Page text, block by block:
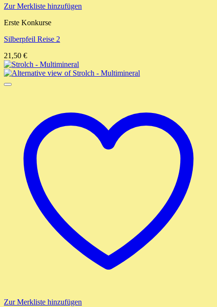
Zur Merkliste hinzufügen
Erste Konkurse
Silberpfeil Reise 2
21,50 €
Zur Merkliste hinzufügen